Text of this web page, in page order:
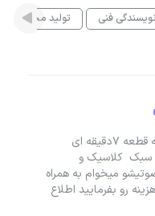
نویسندگی فنی تولید محتوا
این پایان نامه یکی بچه هاست یه قطعه ۷دقیقه ای
سبک کلاسیک و
میخوام به همراه
رو بفرمایید اطلاع